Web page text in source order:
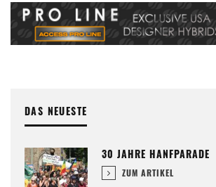
DAS NEUESTE
30 JAHRE HANFPARADE
ZUM ARTIKEL